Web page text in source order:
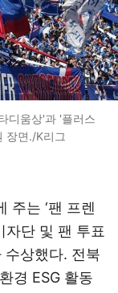
디움상'과 '플러스
장면./K리그
주는 ‘팬 프렌
자단 및 팬 투표
상했다. 전북
경 ESG 활동